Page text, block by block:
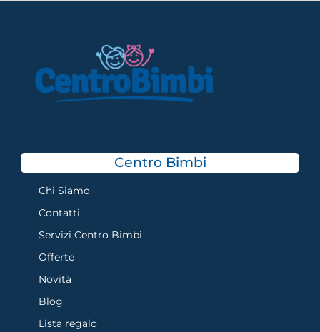
Centro Bimbi
Chi Siamo
Contatti
Servizi Centro Bimbi
Offerte
Novità
Blog
Lista regalo